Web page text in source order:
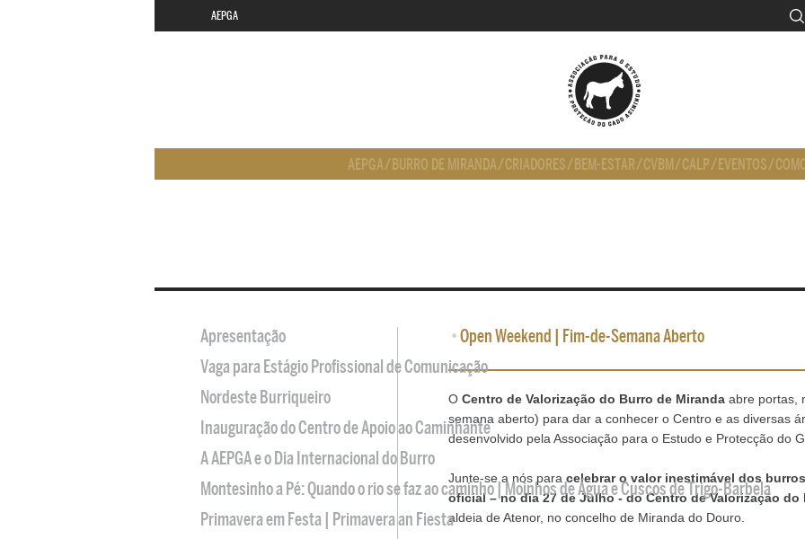
AEPGA
AEPGA/ BURRO DE MIRANDA/CRIADORES/ BEM-ESTAR/CVBM/CALP/ EVENTOS/
•Open Weekend | Fim-de-Semana Aberto
O Centro de Valorização do Burro de Miranda abre portas,
semana aberto) para dar a conhecer o Centro e as diversas
desenvolvido pela Associação para o Estudo e Protecção do
Junte-se a nós para celebrar o valor inestimável dos burros
oficial – no dia 27 de Julho - do Centro de Valorização do
aldeia de Atenor, no concelho de Miranda do Douro.
Apresentação
Vaga para Estágio Profissional de Comunicação
Nordeste Burriqueiro
Inauguração do Centro de Apoio ao Caminhante
A AEPGA e o Dia Internacional do Burro
Montesinho a Pé: Quando o rio se faz ao caminho | Moinhos de Água e Cuscos de Trigo-Barbela
Primavera em Festa | Primavera an Fiesta